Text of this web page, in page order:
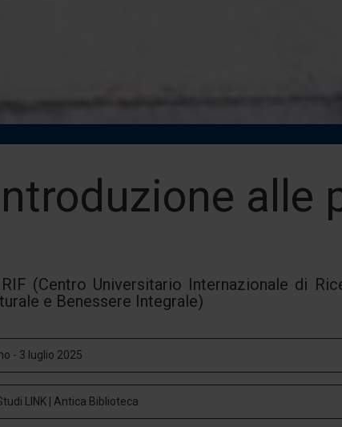
alle
(Centro Universitario Internazionale di
e Benessere Integrale)
- 3 luglio 2025
LINK | Antica Biblioteca